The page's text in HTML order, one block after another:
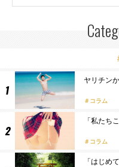
ヤリチン
コラム
「私たち
コラム
「はじめ